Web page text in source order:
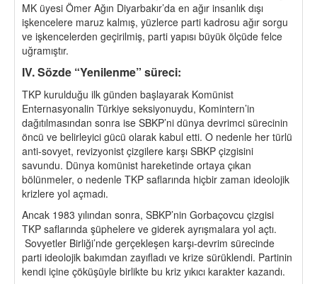
MK üyesi Ömer Ağın Diyarbakır’da en ağır insanlık dışı
işkencelere maruz kalmış, yüzlerce parti kadrosu ağır sorgu
ve işkencelerden geçirilmiş, parti yapısı büyük ölçüde felce
uğramıştır.
IV. Sözde “Yenilenme” süreci:
TKP kurulduğu ilk günden başlayarak Komünist
Enternasyonalin Türkiye seksiyonuydu, Komintern’in
dağıtılmasından sonra ise SBKP’ni dünya devrimci sürecinin
öncü ve belirleyici gücü olarak kabul etti. O nedenle her türlü
anti-sovyet, revizyonist çizgilere karşı SBKP çizgisini
savundu. Dünya komünist hareketinde ortaya çıkan
bölünmeler, o nedenle TKP saflarında hiçbir zaman ideolojik
krizlere yol açmadı.
Ancak 1983 yılından sonra, SBKP’nin Gorbaçovcu çizgisi
TKP saflarında şüphelere ve giderek ayrışmalara yol açtı.
Sovyetler Birliği’nde gerçekleşen karşı-devrim sürecinde
parti ideolojik bakımdan zayıfladı ve krize sürüklendi. Partinin
kendi içine çöküşüyle birlikte bu kriz yıkıcı karakter kazandı.